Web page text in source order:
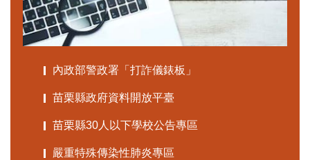
內政部警政署「打詐儀錶板」
苗栗縣政府資料開放平臺
苗栗縣30人以下學校公告專區
嚴重特殊傳染性肺炎專區